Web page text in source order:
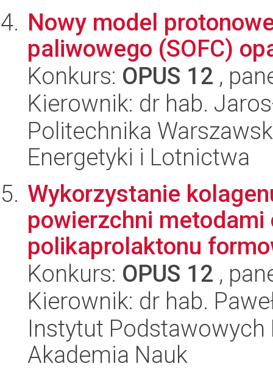
Nowy model
paliwowego (SOFC)
Konkurs: OPUS 12 ,
Kierownik: dr hab.
Politechnika
Energetyki i Lotnictwa
Wykorzystanie
powierzchni metodami
polikaprolaktonu
Konkurs: OPUS 12 ,
Kierownik: dr hab.
Instytut
Akademia Nauk